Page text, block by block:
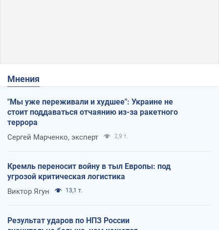
Мнения
"Мы уже переживали и худшее": Украине не
стоит поддаваться отчаянию из-за ракетного
террора
Сергей Марченко, эксперт 2,9 т.
Кремль переносит войну в тыл Европы: под
угрозой критическая логистика
Виктор Ягун 13,1 т.
Результат ударов по НПЗ России